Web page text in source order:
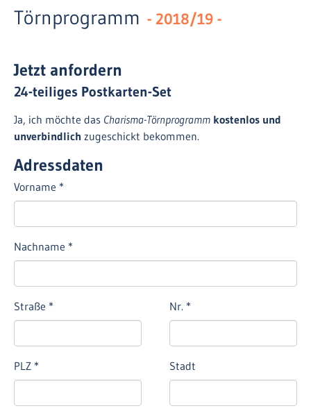
Törnprogramm - 2018/19 -
Jetzt anfordern
24-teiliges Postkarten-Set
Ja, ich möchte das Charisma-Törnprogramm kostenlos und
unverbindlich zugeschickt bekommen.
Adressdaten
Vorname *
Nachname *
Straße * Nr. *
PLZ * Stadt